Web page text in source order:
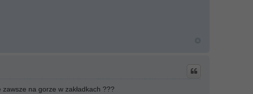
na gorze w zakładkach ???